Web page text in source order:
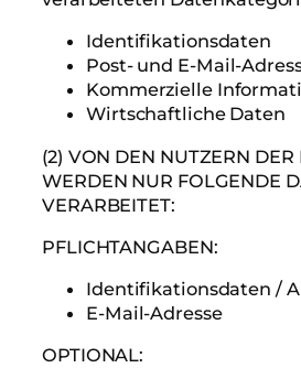
Identifikationsdaten
Post- und E-Mail-
Kommerzielle
Wirtschaftliche Daten
(2) VON DEN NUTZERN DER
WERDEN NUR FOLGENDE
VERARBEITET:
PFLICHTANGABEN:
Identifikationsdaten /
E-Mail-Adresse
OPTIONAL: